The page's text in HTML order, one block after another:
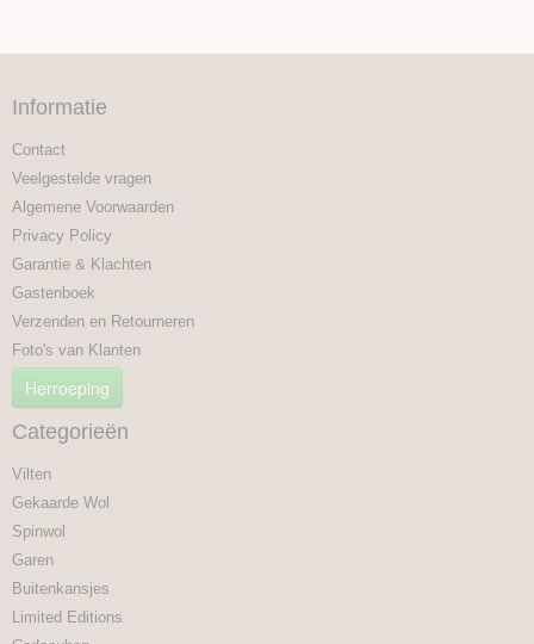
Informatie
Contact
Veelgestelde vragen
Algemene Voorwaarden
Privacy Policy
Garantie & Klachten
Gastenboek
Verzenden en Retourneren
Foto's van Klanten
Herroeping
Categorieën
Vilten
Gekaarde Wol
Spinwol
Garen
Buitenkansjes
Limited Editions